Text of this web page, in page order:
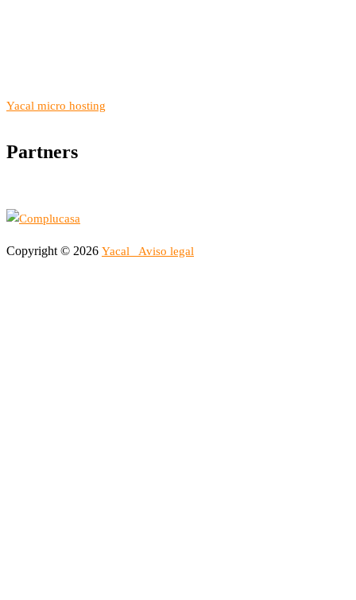
Yacal micro hosting
Partners
Copyright © 2026 Yacal Aviso legal